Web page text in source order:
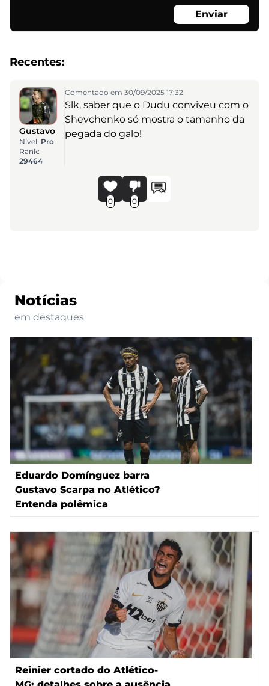
Enviar
Recentes:
Gustavo
Nível: Pro
Rank:
29464
Comentado em 30/09/2025 17:32
Slk, saber que o Dudu conviveu com o
Shevchenko só mostra o tamanho da
pegada do galo!
0 0
Notícias
em destaques
Eduardo Domínguez barra
Gustavo Scarpa no Atlético?
Entenda polêmica
Reinier cortado do Atlético-